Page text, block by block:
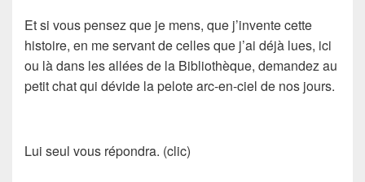
Et si vous pensez que je mens, que j’invente cette
histoire, en me servant de celles que j’ai déjà lues, ici
ou là dans les allées de la Bibliothèque, demandez au
petit chat qui dévide la pelote arc-en-ciel de nos jours.
Lui seul vous répondra. (clic)